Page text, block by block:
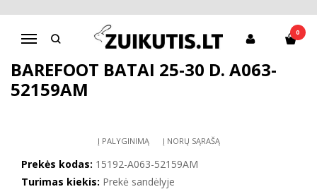
Navigacija
0
Pagrindinis
D.D.Step batai berniukams
Barefoot batai 25-30 d. A063-52159AM
BAREFOOT BATAI 25-30 D. A063-
52159AM
Į PALYGINIMĄ Į NORŲ SĄRAŠĄ
Prekės kodas: 15192-A063-52159AM
Turimas kiekis: Prekė sandėlyje